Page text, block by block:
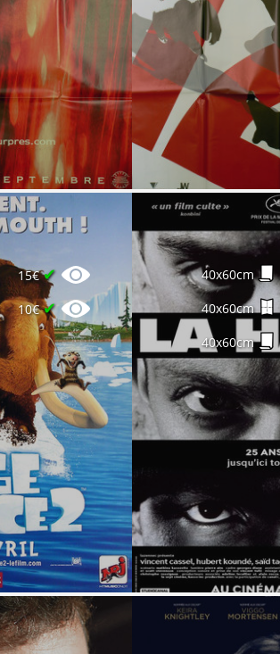
15€✔
10€✔
40x60cm
40x60cm
40x60cm